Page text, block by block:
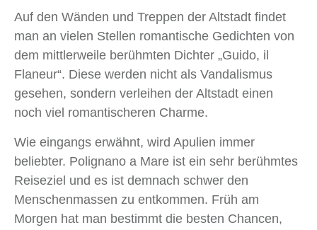
Auf den Wänden und Treppen der Altstadt findet
man an vielen Stellen romantische Gedichten von
dem mittlerweile berühmten Dichter „Guido, il
Flaneur“. Diese werden nicht als Vandalismus
gesehen, sondern verleihen der Altstadt einen
noch viel romantischeren Charme.
Wie eingangs erwähnt, wird Apulien immer
beliebter. Polignano a Mare ist ein sehr berühmtes
Reiseziel und es ist demnach schwer den
Menschenmassen zu entkommen. Früh am
Morgen hat man bestimmt die besten Chancen,